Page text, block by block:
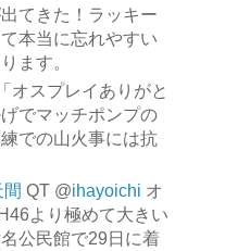
てきた！ラッキー
本当に忘れやすい
ます。
オスプレイありがと
でマッチポンプの
での山火事には抗
QT @ihayoichi オ
より極めて大きい
公民館で29日に着